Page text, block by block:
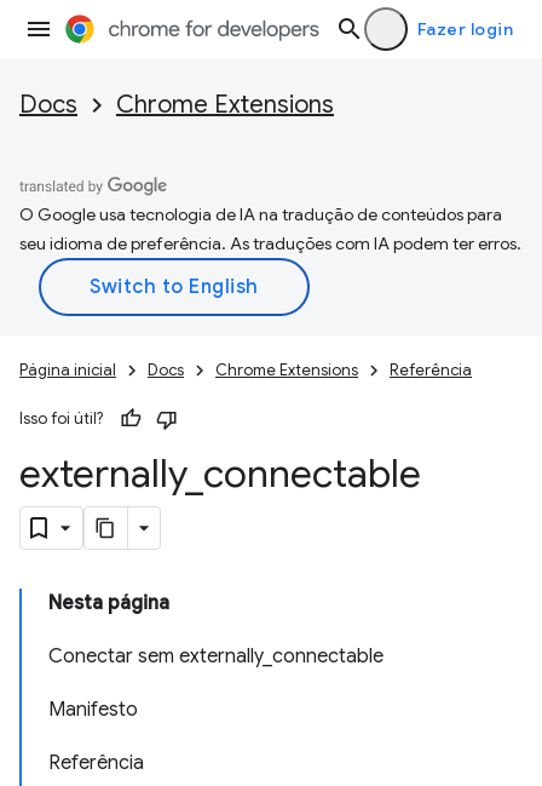
Fazer login
Docs Chrome Extensions
O Google usa tecnologia de IA na tradução de conteúdos para
seu idioma de preferência. As traduções com IA podem ter erros.
Página inicial Docs Chrome Extensions Referência
Isso foi útil?
externally_ connectable
Nesta página
Conectar sem externally_connectable
Manifesto
Referência